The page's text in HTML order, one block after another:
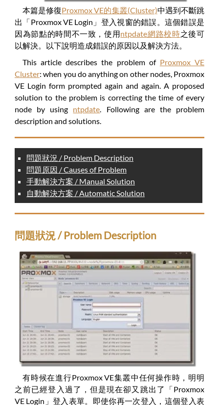
本篇是修復Proxmox VE的集叢(Cluster)中遇到不斷跳
出「Proxmox VE Login」登入視窗的錯誤。這個錯誤是
因為節點的時間不一致，使用ntpdate網路校時之後可
以解決。以下說明造成錯誤的原因以及解決方法。
This article describes the problem of Proxmox VE
Cluster: when you do anything on other nodes, Proxmox
VE Login form prompted again and again. A proposed
solution to the problem is correcting the time of every
node by using ntpdate. Following are the problem
description and solutions.
問題狀況 / Problem Description
問題原因 / Causes of Problem
手動解決方案 / Manual Solution
自動解決方案 / Automatic Solution
問題狀況 / Problem Description
有時候在進行Proxmox VE集叢中任何操作時，明明
之前已經登入過了，但是現在卻又跳出了「Proxmox
VE Login」登入表單。即使你再一次登入，這個登入表